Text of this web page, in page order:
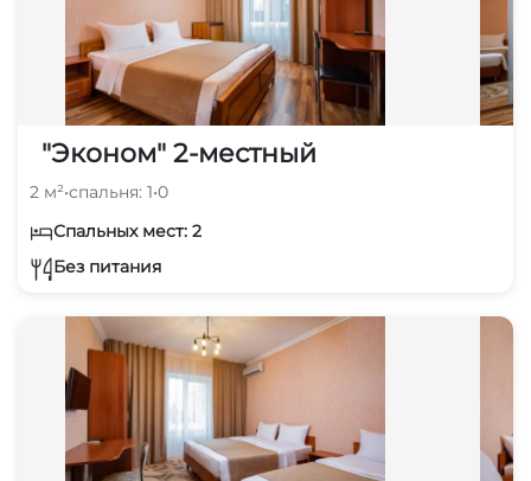
"Эконом" 2-местный
2 м²•спальня: 1•0
Спальных мест: 2
Без питания